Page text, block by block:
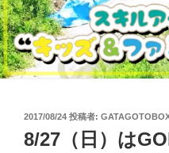
投
日:
2017/08/24 投稿者:
8/27（日）は